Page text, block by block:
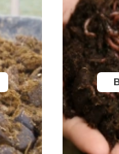
ВАЛУЙКИ
УРЮПИНСК
ЧАПЛЫГИН
МОНЧЕГОРСК
БЕЛИНСКИЙ
РАССКАЗОВО
МЕГИОН
ТОПКИ
ЗЕЛЕНОГОРСК
ДМИТРОВСК
СКОПИН
МАРКС
ПЕТРОВСК